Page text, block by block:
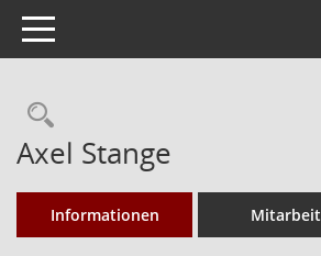
Toggle navigation
Rechercheauswahl
Axel Stange
Informationen Mitarbeit